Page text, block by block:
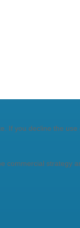
If you decline the
commercial strategy